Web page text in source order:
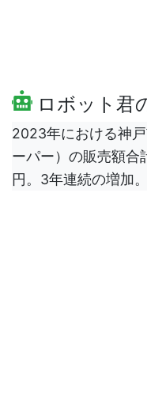
ロボット君
2023年における神
ーパー）の販売額
円。3年連続の増加。